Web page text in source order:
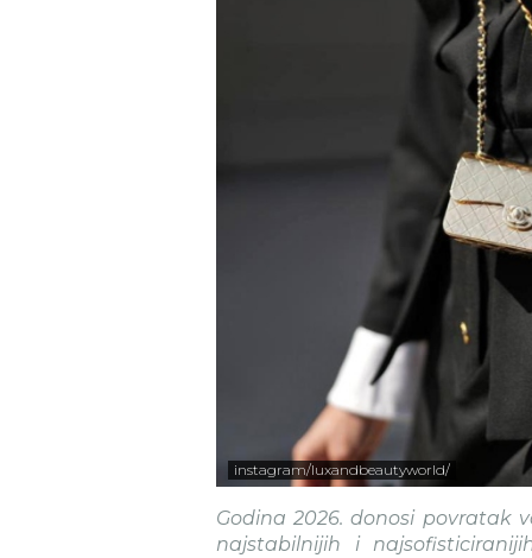
instagram/luxandbeautyworld/
Godina 2026. donosi povratak
najstabilnijih i